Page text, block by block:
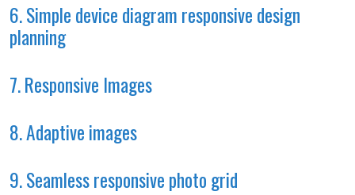
6. Simple device diagram responsive design
planning
7. Responsive Images
8. Adaptive images
9. Seamless responsive photo grid